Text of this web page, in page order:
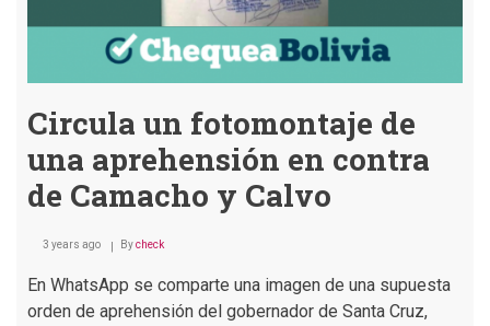
Circula un fotomontaje de
una aprehensión en contra
de Camacho y Calvo
3 years ago Bycheck
En WhatsApp se comparte una imagen de una supuesta
orden de aprehensión del gobernador de Santa Cruz,